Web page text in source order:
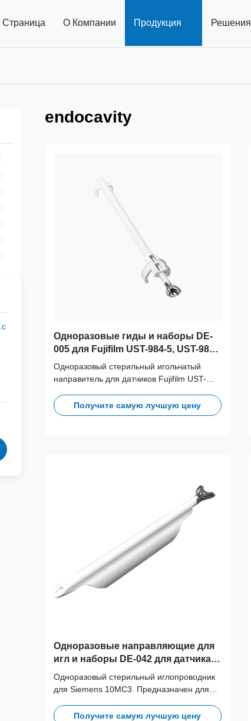
Страница О Компании Продукция Решения
endocavity
Одноразовые гиды и наборы DE-
005 для Fujifilm UST-984-5, UST-981-
5, UST-9112, C41B Probe
Одноразовый стерильный игольчатый
направитель для датчиков Fujifilm UST-
Разработан для устранения
перекрестного загрязнения и оптимизации
Получите самую лучшую цену
Одноразовые направляющие для
игл и наборы DE-042 для датчика
Siemens 10MC3
Одноразовый стерильный иглопроводник
для Siemens 10MC3. Предназначен для
загрязнения.
Получите самую лучшую цену